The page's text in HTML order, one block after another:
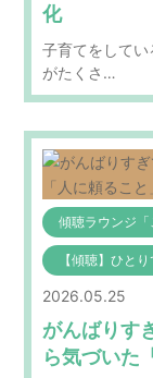
化
子育てをして
がたくさ…
傾聴ラウンジ「
【傾聴】ひと
2026.05.25
がんばりす
ら気づいた